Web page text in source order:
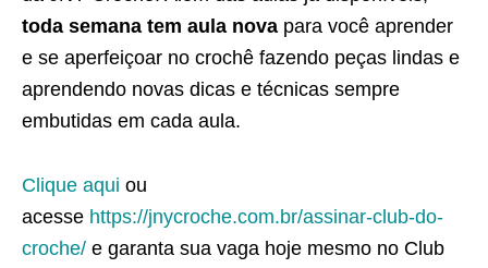
toda semana tem aula nova para você aprender
e se aperfeiçoar no crochê fazendo peças lindas e
aprendendo novas dicas e técnicas sempre
embutidas em cada aula.
Clique aqui ou
acesse https://jnycroche.com.br/assinar-club-do-
croche/ e garanta sua vaga hoje mesmo no Club